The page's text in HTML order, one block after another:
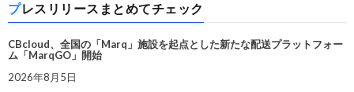
プレスリリースまとめてチェック
CBcloud、全国の「Marq」施設を起点とした新たな配送プラットフォー
ム「MarqGO」開始
2026年8月5日